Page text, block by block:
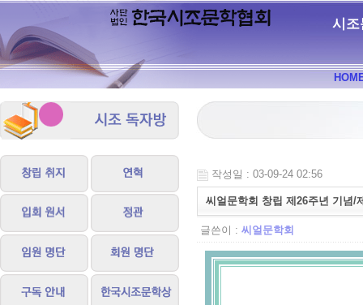
시조
작성일 : 03-09-24 02:56
씨얼문학회 창립 제26주년 기념/
글쓴이 : 씨얼문학회